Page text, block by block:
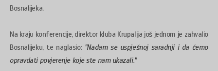
Bosnalijeka.
Na kraju konferencije, direktor kluba Krupalija još jednom je zahvalio
Bosnalijeku, te naglasio: "Nadam se uspješnoj saradnji i da ćemo
opravdati povjerenje koje ste nam ukazali."